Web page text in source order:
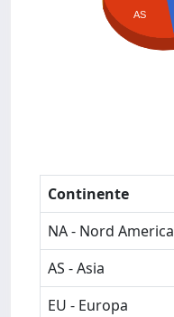
AS
Continente
NA - Nord America
AS - Asia
EU - Europa